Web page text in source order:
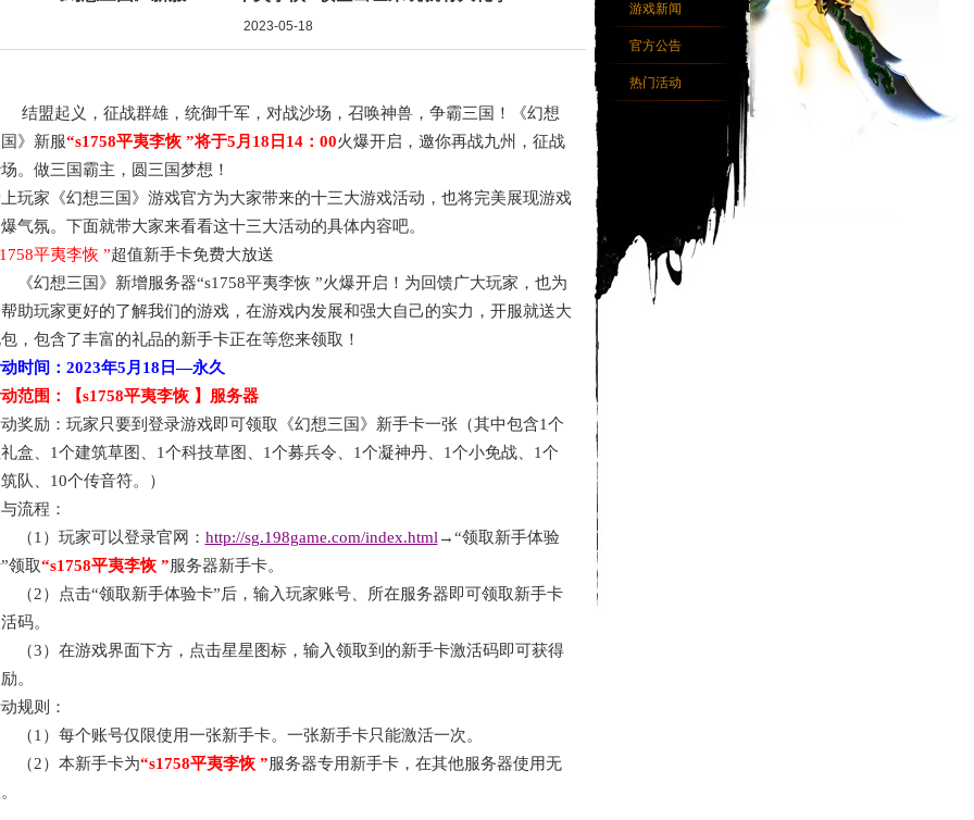
2023-05-18
起义，征战群雄，统御千军，对战沙场，召唤神兽，争霸三国！《幻想
》新服“s1758平夷李恢 ”将于5月18日 14：00火爆开启，邀你再战九州，征战
。做三国霸主，圆三国梦想！
玩家《幻想三国》游戏官方为大家带来的十三大游戏活动，也将完美展现游戏
气氛。下面就带大家来看看这十三大活动的具体内容吧。
平夷李恢 ”超值新手卡免费大放送
幻想三国》新增服务器“s1758平夷李恢 ”火爆开启！为回馈广大玩家，也为
助玩家更好的了解我们的游戏，在游戏内发展和强大自己的实力，开服就送大
，包含了丰富的礼品的新手卡正在等您来领取！
时间： 2023年5月18日—永久
范围：【s1758平夷李恢 】服务器
奖励：玩家只要到登录游戏即可领取《幻想三国》新手卡一张（其中包含1个
盒、1个建筑草图、1个科技草图、1个募兵令、1个凝神丹、1个小免战、1个
队、10个传音符。）
流程：
1）玩家可以登录官网： http://sg.198game.com/index.html →“领取新手体验
领取“s1758平夷李恢 ” 服务器新手卡。
2）点击“领取新手体验卡”后，输入玩家账号、所在服务器即可领取新手卡
码。
3）在游戏界面下方，点击星星图标，输入领取到的新手卡激活码即可获得
。
规则：
1）每个账号仅限使用一张新手卡。一张新手卡只能激活一次。
2）本新手卡为“s1758平夷李恢 ” 服务器专用新手卡，在其他服务器使用无
游戏新闻
官方公告
热门活动